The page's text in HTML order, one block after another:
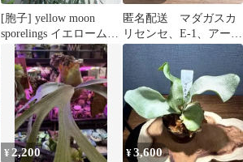
[胞子] yellow moon
sporelings イエロームー
匿名配送 マダガスカ
リセンセ、E-1、アーバ
ンリバー等✨育てる楽
しみビカク6種
¥ 2,200 ¥3,600